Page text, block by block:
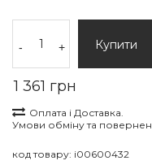
- + Купити
1 361 грн
Оплата і Доставка.
Умови обміну та
код товару: i00600432